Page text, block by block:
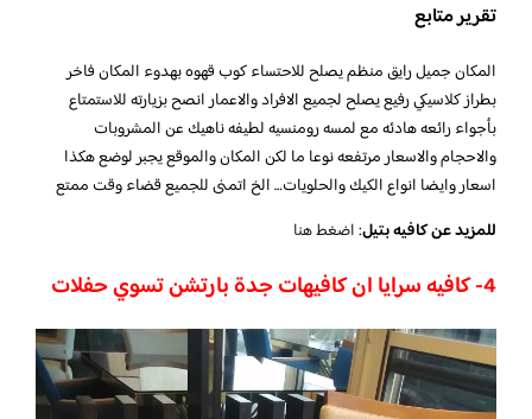
تقرير متابع
المكان جميل رايق منظم يصلح للاحتساء كوب قهوه بهدوء المكان فاخر
بطراز كلاسيكي رفيع يصلح لجميع الافراد والاعمار انصح بزيارته للاستمتاع
بأجواء رائعه هادئه مع لمسه رومنسيه لطيفه ناهيك عن المشروبات
والاحجام والاسعار مرتفعه نوعا ما لكن المكان والموقع يجبر لوضع هكذا
اسعار وايضا انواع الكيك والحلويات… الخ اتمنى للجميع قضاء وقت ممتع
للمزيد عن كافيه بتيل:اضغط هنا
4- كافيه سرايا ان كافيهات جدة بارتشن تسوي حفلات